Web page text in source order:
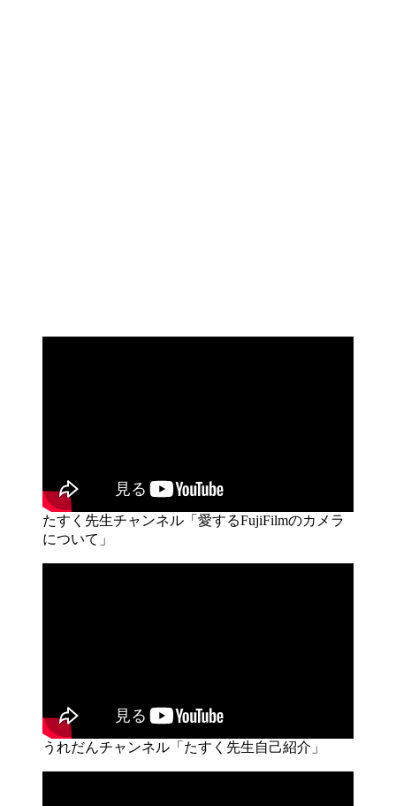
たすく先生チャンネル「愛するFujiFilmのカメラ
について」
うれだんチャンネル「たすく先生自己紹介」